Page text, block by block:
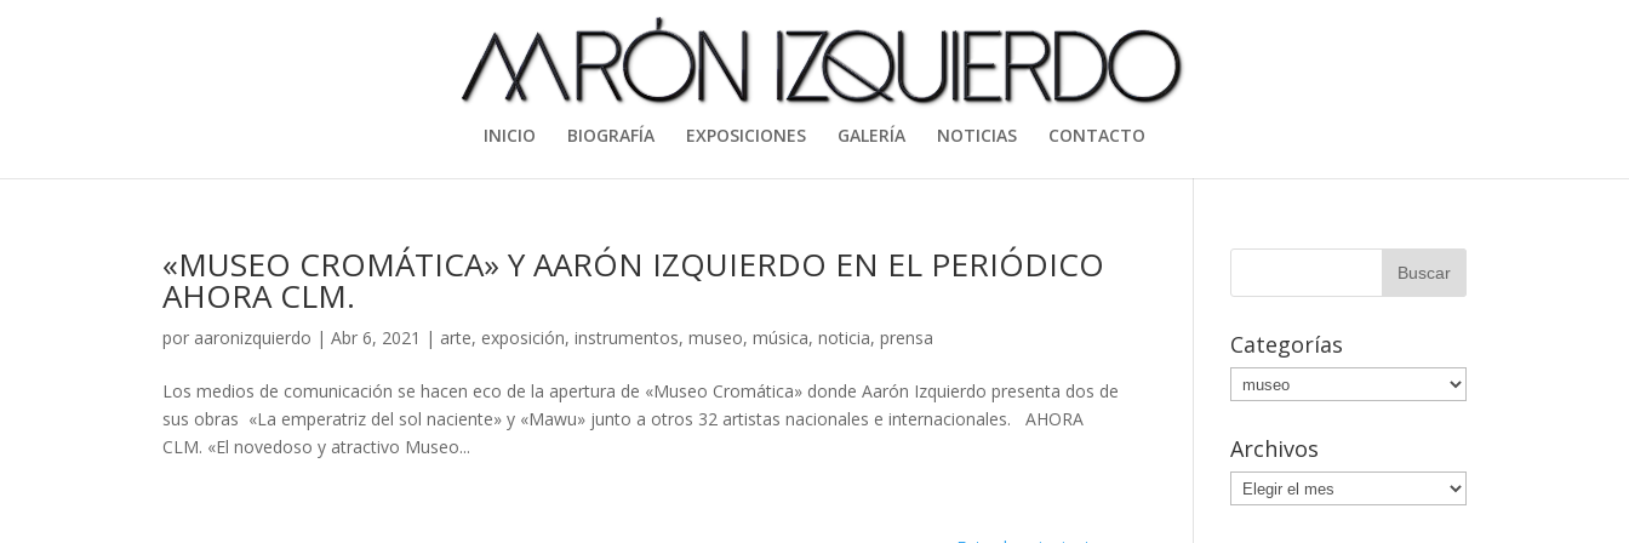
INICIO BIOGRAFÍA EXPOSICIONES GALERÍA NOTICIAS CONTACTO
«MUSEO CROMÁTICA» Y AARÓN IZQUIERDO EN EL PERIÓDICO
AHORA CLM.
por aaronizquierdo |Abr 6, 2021 | arte, exposición,instrumentos,museo,música,noticia,prensa
Los medios de comunicación se hacen eco de la apertura de «Museo Cromática» donde Aarón Izquierdo presenta dos de
sus obras «La emperatriz del sol naciente» y «Mawu» junto a otros 32 artistas nacionales e internacionales. AHORA
CLM. «El novedoso y atractivo Museo...
Categorías
Categorías
Archivos
Archivos